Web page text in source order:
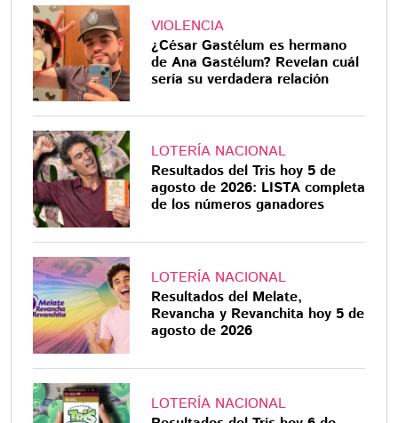
VIOLENCIA
¿César Gastélum es hermano
de Ana Gastélum? Revelan cuál
sería su verdadera relación
LOTERÍA NACIONAL
Resultados del Tris hoy 5 de
agosto de 2026: LISTA completa
de los números ganadores
LOTERÍA NACIONAL
Resultados del Melate,
Revancha y Revanchita hoy 5 de
agosto de 2026
LOTERÍA NACIONAL